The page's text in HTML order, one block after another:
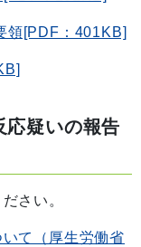
領[PDF：401KB]
応疑いの報告
さい。
て（厚生労働省